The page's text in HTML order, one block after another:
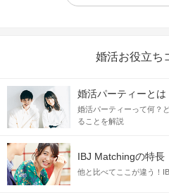
婚活お役立ち
婚活パーティーとは
婚活パーティーって何？
ることを解説
IBJ Matchingの特長
他と比べてここが違う！